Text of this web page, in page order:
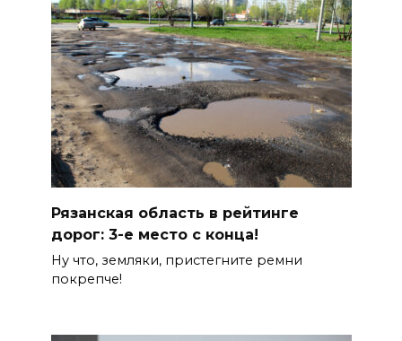
Рязанская область в рейтинге
дорог: 3-е место с конца!
Ну что, земляки, пристегните ремни
покрепче!